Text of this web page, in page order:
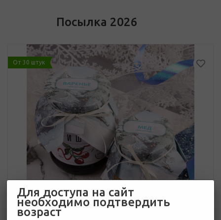
Посылка 2026
От 30 штук
Для доступа на сайт
необходимо подтвердить
возраст